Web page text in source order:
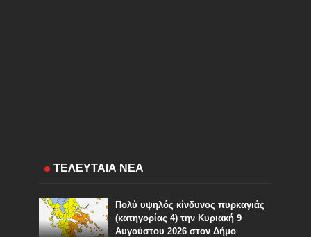
ΤΕΛΕΥΤΑΙΑ ΝΕΑ
Πολύ υψηλός κίνδυνος πυρκαγιάς
(κατηγορίας 4) την Κυριακή 9
Αυγούστου 2026 στον Δήμο